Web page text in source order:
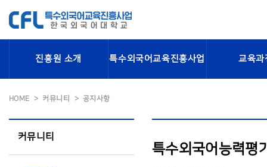
진흥원 소개 특수외국어교육진흥사업 교육과
HOME 커뮤니티 공지사항
커뮤니티
특수외국어능력평